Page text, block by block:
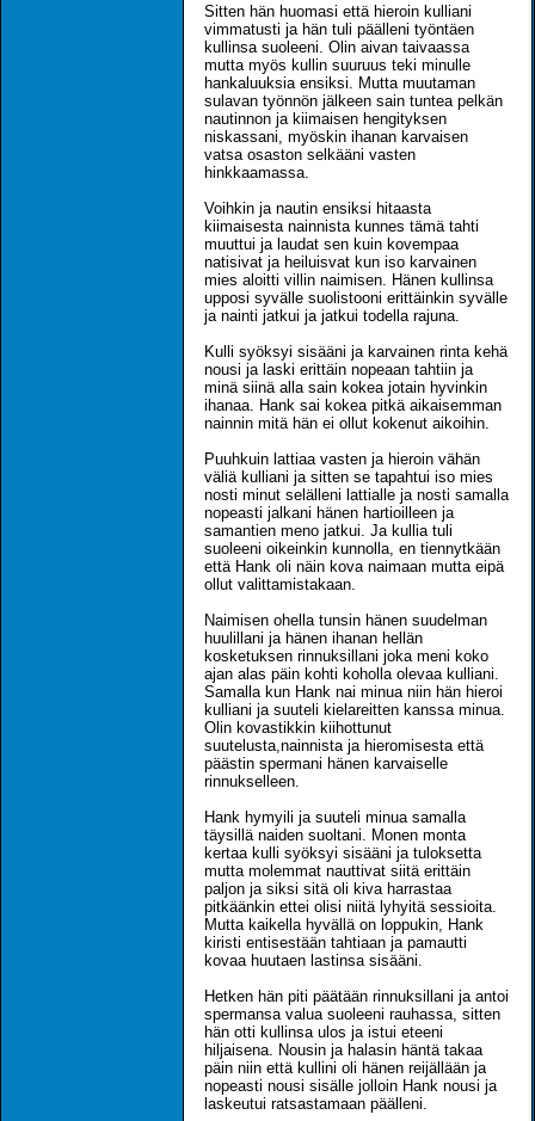
Sitten hän huomasi että hieroin kulliani
vimmatusti ja hän tuli päälleni työntäen
kullinsa suoleeni. Olin aivan taivaassa
mutta myös kullin suuruus teki minulle
hankaluuksia ensiksi. Mutta muutaman
sulavan työnnön jälkeen sain tuntea pelkän
nautinnon ja kiimaisen hengityksen
niskassani, myöskin ihanan karvaisen
vatsa osaston selkääni vasten
hinkkaamassa.
Voihkin ja nautin ensiksi hitaasta
kiimaisesta nainnista kunnes tämä tahti
muuttui ja laudat sen kuin kovempaa
natisivat ja heiluisvat kun iso karvainen
mies aloitti villin naimisen. Hänen kullinsa
upposi syvälle suolistooni erittäinkin syvälle
ja nainti jatkui ja jatkui todella rajuna.
Kulli syöksyi sisääni ja karvainen rinta kehä
nousi ja laski erittäin nopeaan tahtiin ja
minä siinä alla sain kokea jotain hyvinkin
ihanaa. Hank sai kokea pitkä aikaisemman
nainnin mitä hän ei ollut kokenut aikoihin.
Puuhkuin lattiaa vasten ja hieroin vähän
väliä kulliani ja sitten se tapahtui iso mies
nosti minut selälleni lattialle ja nosti samalla
nopeasti jalkani hänen hartioilleen ja
samantien meno jatkui. Ja kullia tuli
suoleeni oikeinkin kunnolla, en tiennytkään
että Hank oli näin kova naimaan mutta eipä
ollut valittamistakaan.
Naimisen ohella tunsin hänen suudelman
huulillani ja hänen ihanan hellän
kosketuksen rinnuksillani joka meni koko
ajan alas päin kohti koholla olevaa kulliani.
Samalla kun Hank nai minua niin hän hieroi
kulliani ja suuteli kielareitten kanssa minua.
Olin kovastikkin kiihottunut
suutelusta,nainnista ja hieromisesta että
päästin spermani hänen karvaiselle
rinnukselleen.
Hank hymyili ja suuteli minua samalla
täysillä naiden suoltani. Monen monta
kertaa kulli syöksyi sisääni ja tuloksetta
mutta molemmat nauttivat siitä erittäin
paljon ja siksi sitä oli kiva harrastaa
pitkäänkin ettei olisi niitä lyhyitä sessioita.
Mutta kaikella hyvällä on loppukin, Hank
kiristi entisestään tahtiaan ja pamautti
kovaa huutaen lastinsa sisääni.
Hetken hän piti päätään rinnuksillani ja antoi
spermansa valua suoleeni rauhassa, sitten
hän otti kullinsa ulos ja istui eteeni
hiljaisena. Nousin ja halasin häntä takaa
päin niin että kullini oli hänen reijällään ja
nopeasti nousi sisälle jolloin Hank nousi ja
laskeutui ratsastamaan päälleni.